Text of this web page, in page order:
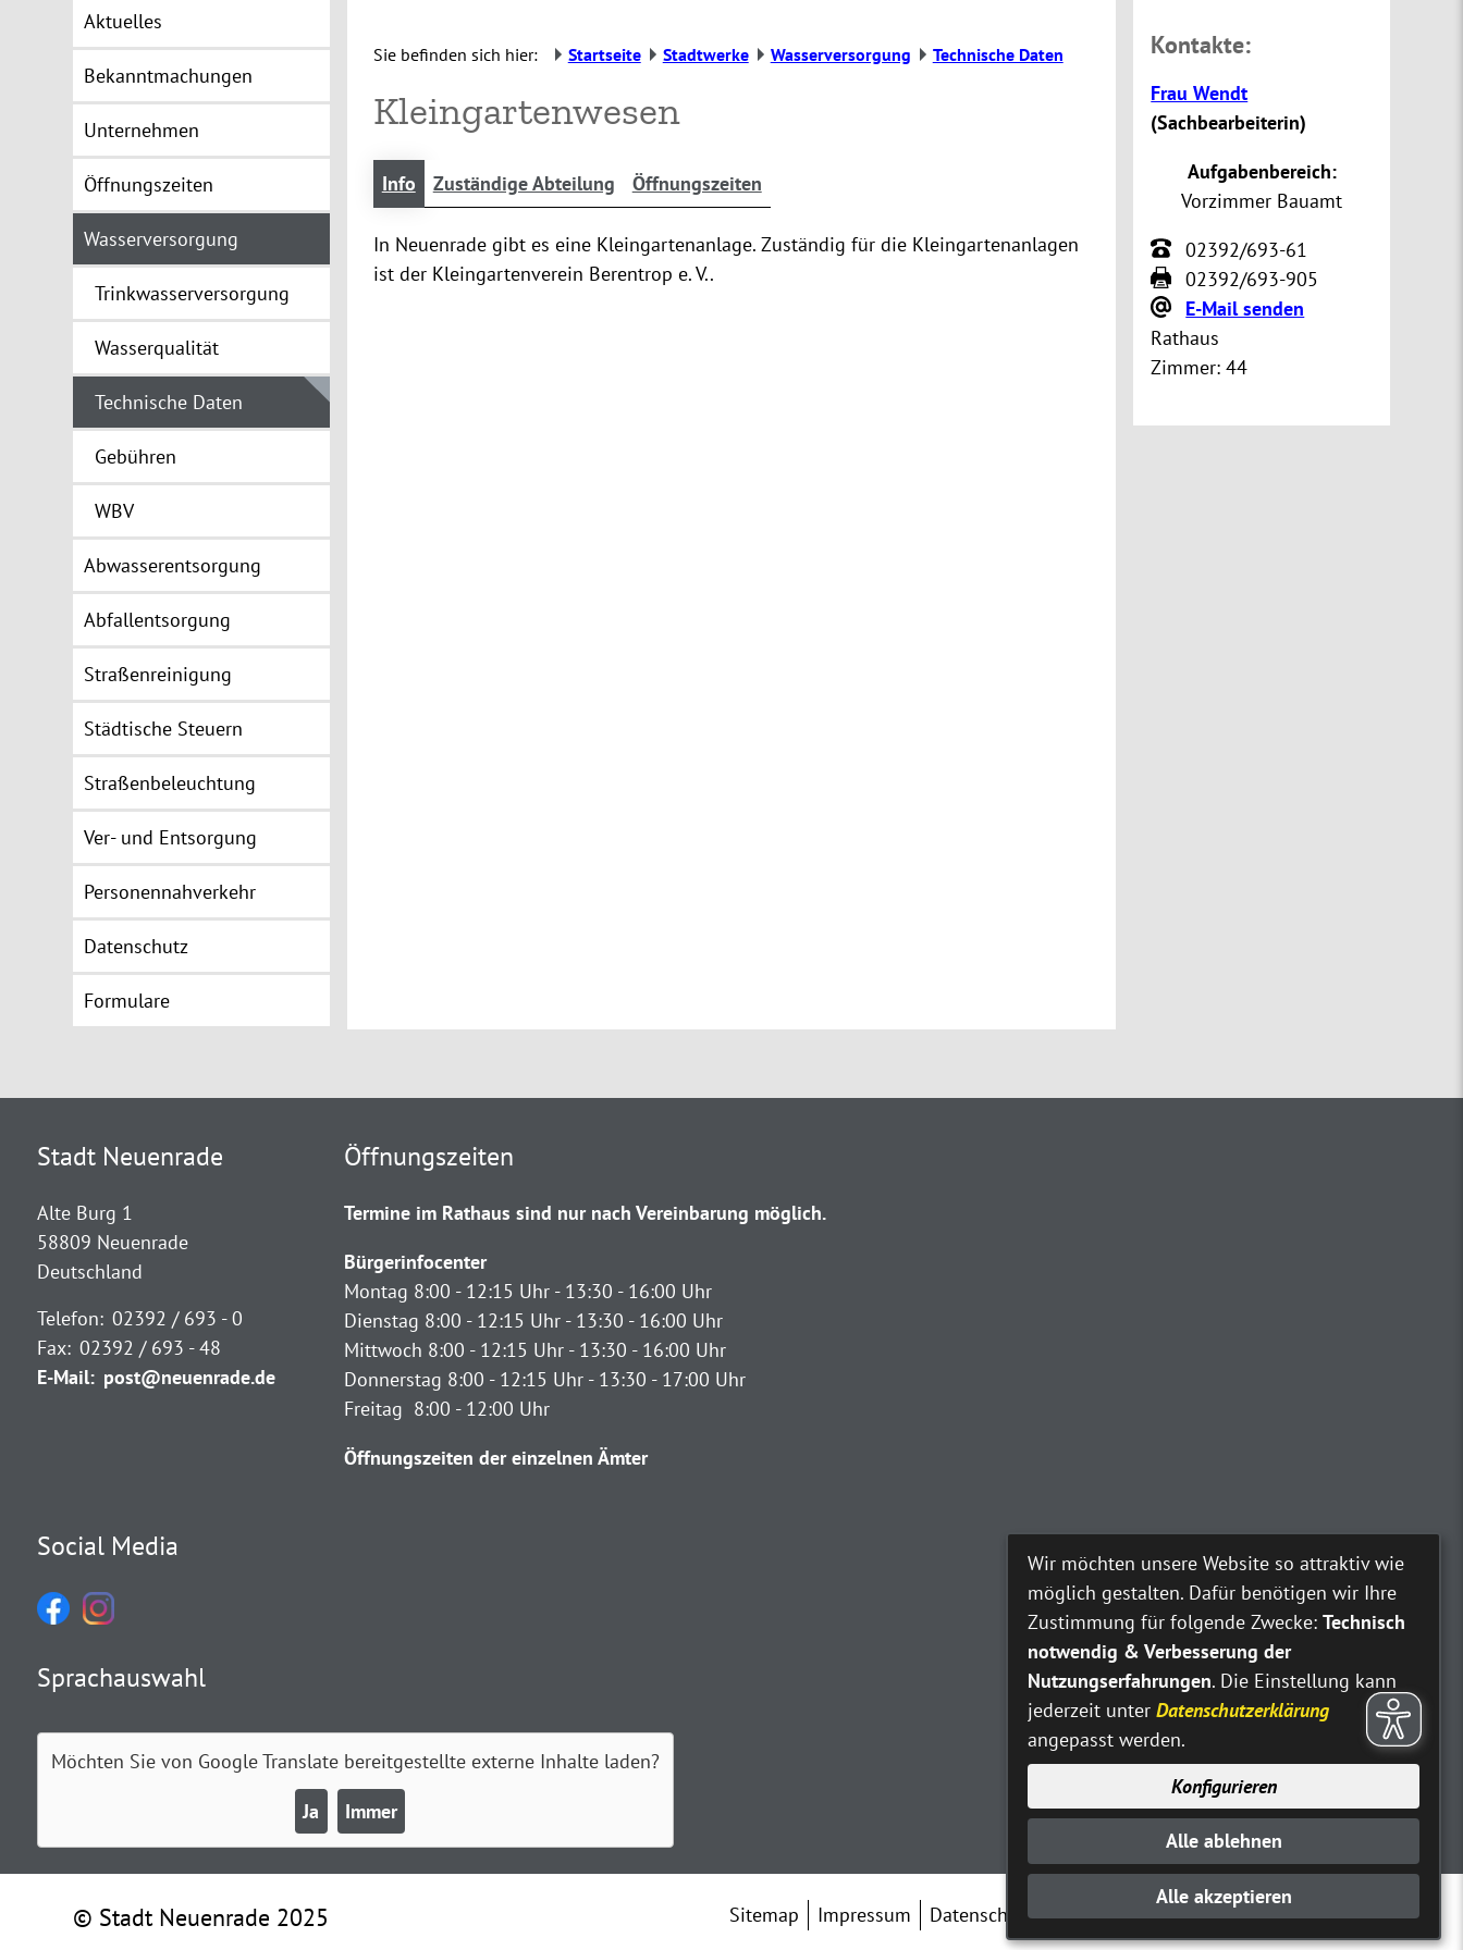
Aktuelles
Bekanntmachungen
Unternehmen
Öffnungszeiten
Wasserversorgung
Trinkwasserversorgung
Wasserqualität
Technische Daten
Gebühren
WBV
Abwasserentsorgung
Abfallentsorgung
Straßenreinigung
Städtische Steuern
Straßenbeleuchtung
Ver- und Entsorgung
Personennahverkehr
Datenschutz
Formulare
Sie befinden sich hier: Startseite Stadtwerke Wasserversorgung Technische Daten
Kleingartenwesen
Info Zuständige Abteilung Öffnungszeiten
In Neuenrade gibt es eine Kleingartenanlage. Zuständig für die Kleingartenanlagen
ist der Kleingartenverein Berentrop e. V..
Kontakte:
Frau Wendt
(Sachbearbeiterin)
Aufgabenbereich:
Vorzimmer Bauamt
02392/693-61
02392/693-905
E-Mail senden
Rathaus
Zimmer: 44
Stadt Neuenrade
Alte Burg 1
58809 Neuenrade
Deutschland
Telefon: 02392 / 693 - 0
Fax: 02392 / 693 - 48
E-Mail: post@neuenrade.de
Öffnungszeiten
Termine im Rathaus sind nur nach Vereinbarung möglich.
Bürgerinfocenter
Montag 8:00 - 12:15 Uhr - 13:30 - 16:00 Uhr
Dienstag 8:00 - 12:15 Uhr - 13:30 - 16:00 Uhr
Mittwoch 8:00 - 12:15 Uhr - 13:30 - 16:00 Uhr
Donnerstag 8:00 - 12:15 Uhr - 13:30 - 17:00 Uhr
Freitag 8:00 - 12:00 Uhr
Öffnungszeiten der einzelnen Ämter
Social Media
Sprachauswahl
Möchten Sie von Google Translatebereitgestellte externe Inhalte laden?
Ja Immer
© Stadt Neuenrade 2025 Sitemap Impressum Datenschutz Erklärung zur Barrierefreiheit Kontakt
Wir möchten unsere Website so attraktiv wie
möglich gestalten. Dafür benötigen wir Ihre
Zustimmung für folgende Zwecke: Technisch
notwendig & Verbesserung der
Nutzungserfahrungen. Die Einstellung kann
jederzeit unter Datenschutzerklärung
angepasst werden.
Konfigurieren
Alle ablehnen
Alle akzeptieren